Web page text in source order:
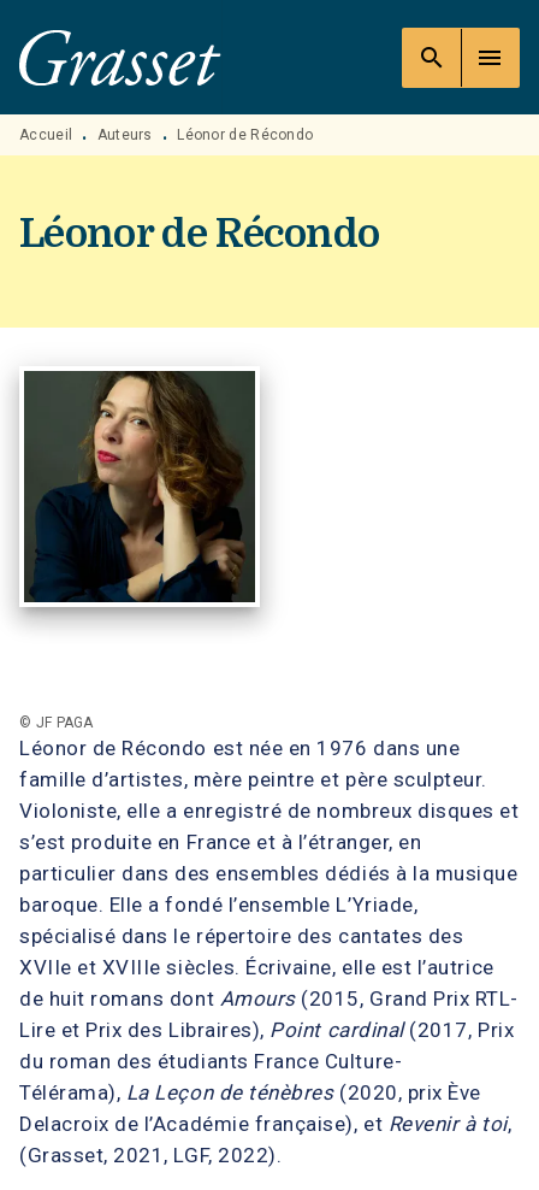
MENU RECHERCHE
PIED DE PAGE
search menu
Accueil • Auteurs • Léonor de Récondo
Léonor de Récondo
Léonor de Récondo est née en 1976 dans une
famille d’artistes, mère peintre et père sculpteur.
Violoniste, elle a enregistré de nombreux disques et
s’est produite en France et à l’étranger, en
particulier dans des ensembles dédiés à la musique
baroque. Elle a fondé l’ensemble L’Yriade,
spécialisé dans le répertoire des cantates des
XVIIe et XVIIIe siècles. Écrivaine, elle est l’autrice
de huit romans dont Amours(2015, Grand Prix RTL-
Lire et Prix des Libraires), Point cardinal(2017, Prix
du roman des étudiants France Culture-
Télérama), La Leçon de ténèbres (2020, prix Ève
Delacroix de l’Académie française), et Revenir à toi,
(Grasset, 2021, LGF, 2022).
© JF PAGA